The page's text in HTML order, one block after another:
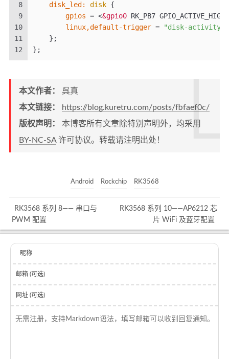
8
9
10
11
12
    disk_led:
disk {
gpios = <&gpio0 RK_PB7 GPIO_ACTIVE_HIGH>
linux,default-trigger = "disk-activity"
};
};
本文作者： 呉真
本文链接：
https://blog.kuretru.com/posts/fbfaef0c/
版权声明： 本博客所有文章除特别声明外，均采用
BY-NC-SA许可协议。转载请注明出处！
Android Rockchip RK3568
RK3568 系列 8—— 串口与
PWM 配置
RK3568 系列 10——AP6212 芯
片 WiFi 及蓝牙配置
昵称
邮箱 (可选)
网址 (可选)